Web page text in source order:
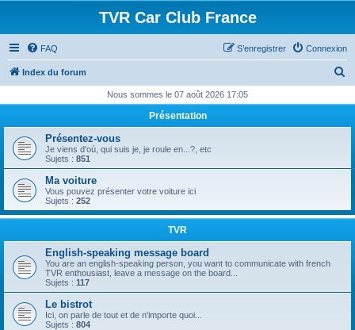
TVR Car Club France
FAQ Connexion
S’enregistrer
Index du forum
h
r
r
Nous sommes le 07 août 2026 17:05
Présentation
Présentez-vous
Je viens d'où, qui suis je, je roule en...?, etc
Sujets : 851
Ma voiture
Vous pouvez présenter votre voiture ici
Sujets : 252
TVR
English-speaking message board
You are an english-speaking person, you want to communicate with french
TVR enthousiast, leave a message on the board...
Sujets : 117
Le bistrot
Ici, on parle de tout et de n'importe quoi...
Sujets : 804